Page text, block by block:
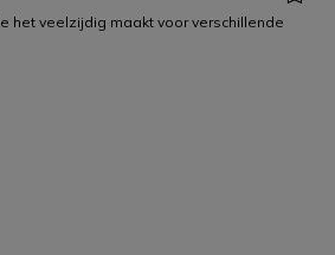
het veelzijdig maakt voor verschillende